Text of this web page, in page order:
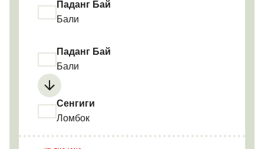
Паданг Бай
Бали
Паданг Бай
Бали
Сенгиги
Ломбок